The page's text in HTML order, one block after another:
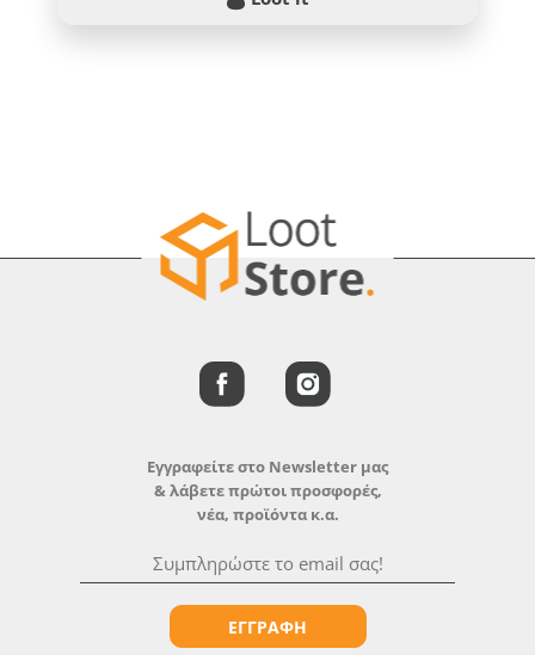
Εγγραφείτε στο Newsletter μας
& λάβετε πρώτοι προσφορές,
νέα, προϊόντα κ.α.
ΕΓΓΡΑΦΗ